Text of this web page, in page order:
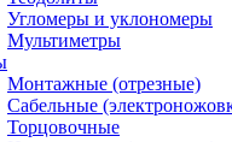
Угломеры и уклономеры
Мультиметры
Монтажные (отрезные)
Сабельные
Торцовочные